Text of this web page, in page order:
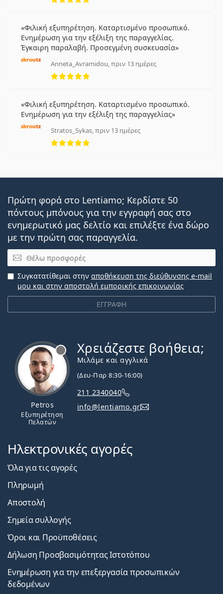
Φιλική εξυπηρέτηση. Καταρτισμένο προσωπικό.
Ενημέρωση για την εξέλιξη της παραγγελίας.
Έγκαιρη παραλαβή. Προσεγμένη συσκευασία
Anneta_Avramidou, πριν 13 ημέρες
5 αξιολογήσεις από 5
Φιλική εξυπηρέτηση. Καταρτισμένο προσωπικό.
Ενημέρωση για την εξέλιξη της παραγγελίας
Stratos_Sykas, πριν 13 ημέρες
5 αξιολογήσεις από 5
Πρώτη φορά στο Lentiamo; Κερδίστε 50
πόντους μπόνους για την εγγραφή σας στο
ενημερωτικό μας δελτίο και επιλέξτε ένα δώρο
με την πρώτη σας παραγγελία.
Email
ΕΓΓΡΑΦΗ
Συγκατατίθεμαι στην αποθήκευση της διεύθυνσης e-mail
μου και στην αποστολή εμπορικής επικοινωνίας
Petros
Εξυπηρέτηση
Πελατών
Χρειάζεστε βοήθεια;
Μιλάμε και αγγλικά
(Δευ-Παρ 8:30-16:00)
211 2340040
info@lentiamo.gr
Ηλεκτρονικές αγορές
Όλα για τις αγορές
Πληρωμή
Αποστολή
Σημεία συλλογής
Όροι και Προϋποθέσεις
Δήλωση Προσβασιμότητας Ιστοτόπου
Ενημέρωση για την επεξεργασία προσωπικών
δεδομένων